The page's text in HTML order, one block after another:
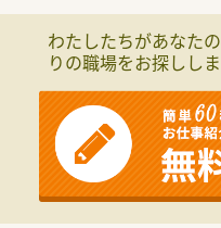
わたしたちがあなた
りの職場をお探ししま